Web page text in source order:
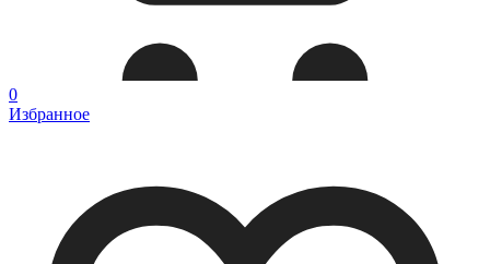
0
Избранное